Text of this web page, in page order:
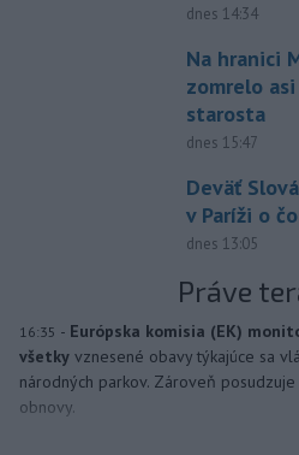
dnes 14:34
Na hranici
zomrelo
starosta
dnes 15:47
Deväť
v Paríži o
dnes 13:05
Práve
16:35 - Európska komisia (EK)
všetky vznesené obavy týkajúce sa
národných parkov. Zároveň
obnovy.